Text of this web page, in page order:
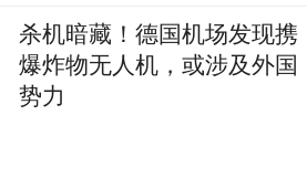
杀机暗藏！德国机场发现携
爆炸物无人机，或涉及外国
势力